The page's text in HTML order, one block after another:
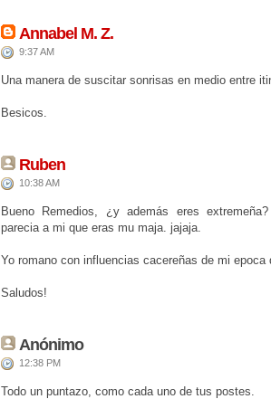
Annabel M. Z.
9:37 AM
Una manera de suscitar sonrisas en medio entre
Besicos.
Ruben
10:38 AM
Bueno Remedios, ¿y además eres
parecia a mi que eras mu maja. jajaja.
Yo romano con influencias cacereñas de mi epoca
Saludos!
Anónimo
12:38 PM
Todo un puntazo, como cada uno de tus postes.